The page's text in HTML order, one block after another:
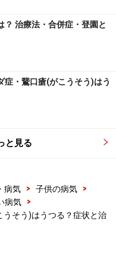
ため、販売中止とな
ールという抗真菌薬の
す。これはゲルなの
なるべく薄く塗るよう
低下を起こす病気が多
防をすることもあり
？ 治療法・合併症・登園と
症・鵞口瘡(がこうそう)はう
と見る
病気 > 子供の病気
>
病気
>
そう)はうつる？症状と治